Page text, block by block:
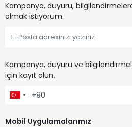
Kampanya, duyuru,
olmak istiyorum.
Kampanya, duyuru ve
için kayıt olun.
Mobil Uygulamalarımız